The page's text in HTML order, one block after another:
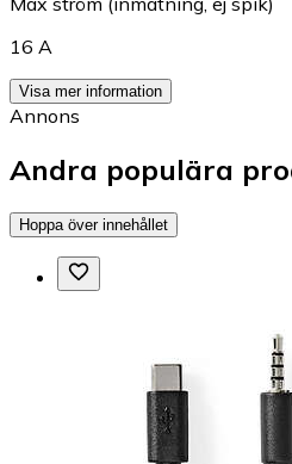
16 A
Visa mer information
Annons
Andra populära
Hoppa över innehållet